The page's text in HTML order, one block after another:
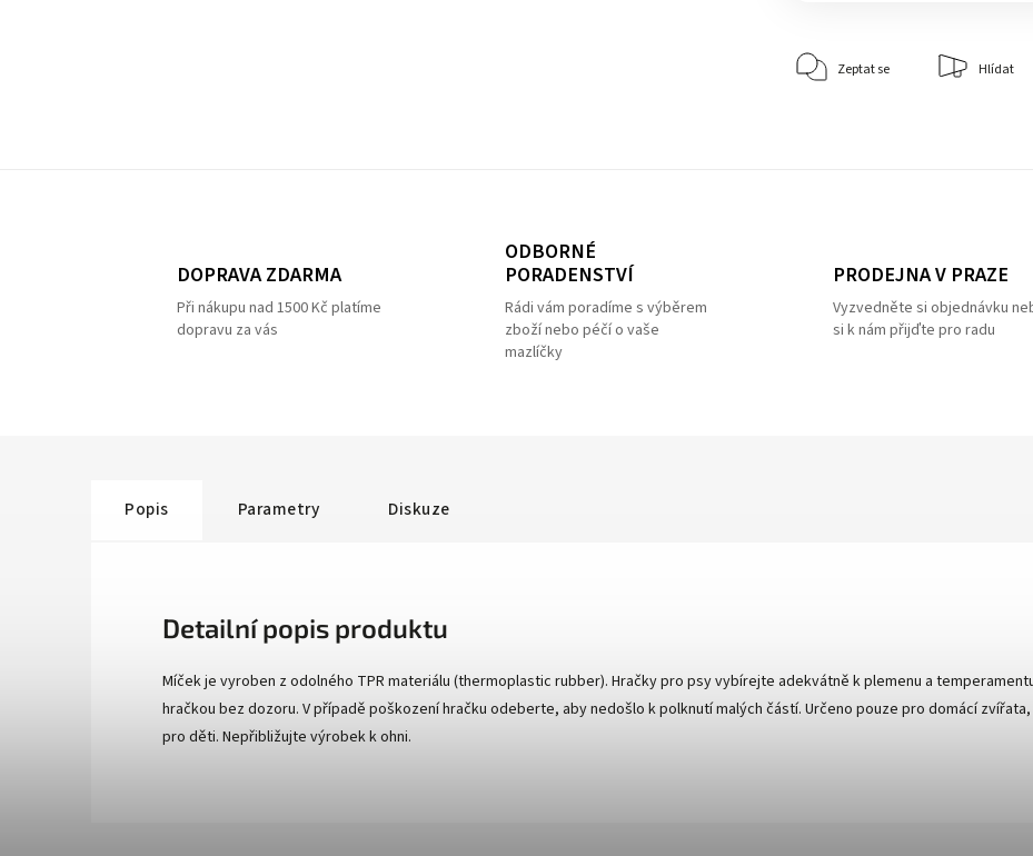
Zeptat se Hlídat
DOPRAVA ZDARMA
Při nákupu nad 1500 Kč platíme
dopravu za vás
ODBORNÉ
PORADENSTVÍ
Rádi vám poradíme s výběrem
zboží nebo péčí o vaše
mazlíčky
PRODEJNA V PRAZE
Vyzvedněte si objednávku
si k nám přijďte pro radu
Popis Parametry Diskuze
Detailní popis produktu
Míček je vyroben z odolného TPR materiálu (thermoplastic rubber). Hračky pro psy vybírejte adekvátně k plemenu a
hračkou bez dozoru. V případě poškození hračku odeberte, aby nedošlo k polknutí malých částí. Určeno pouze pro domácí
pro děti. Nepřibližujte výrobek k ohni.